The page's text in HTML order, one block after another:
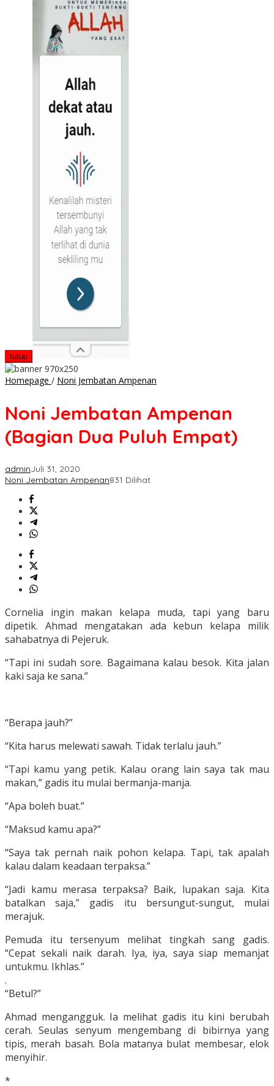
tutup
Homepage / Noni Jembatan Ampenan
(Bagian
Puluh
Noni Jembatan Ampenan
(Bagian Dua Puluh Empat)
adminJuli 31, 2020
Noni Jembatan Ampenan831 Dilihat
Cornelia ingin makan kelapa muda, tapi yang baru
dipetik. Ahmad mengatakan ada kebun kelapa milik
sahabatnya di Pejeruk.
“Tapi ini sudah sore. Bagaimana kalau besok. Kita jalan
kaki saja ke sana.”
“Berapa jauh?”
“Kita harus melewati sawah. Tidak terlalu jauh.”
“Tapi kamu yang petik. Kalau orang lain saya tak mau
makan,” gadis itu mulai bermanja-manja.
“Apa boleh buat.”
“Maksud kamu apa?”
“Saya tak pernah naik pohon kelapa. Tapi, tak apalah
kalau dalam keadaan terpaksa.”
“Jadi kamu merasa terpaksa? Baik, lupakan saja. Kita
batalkan saja,” gadis itu bersungut-sungut, mulai
merajuk.
Pemuda itu tersenyum melihat tingkah sang gadis.
“Cepat sekali naik darah. Iya, iya, saya siap memanjat
untukmu. Ikhlas.”
.
“Betul?”
Ahmad mengangguk. Ia melihat gadis itu kini berubah
cerah. Seulas senyum mengembang di bibirnya yang
tipis, merah basah. Bola matanya bulat membesar, elok
menyihir.
*